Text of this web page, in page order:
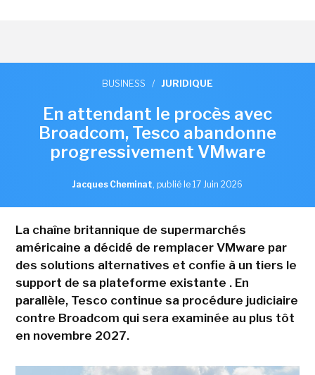
BUSINESS / JURIDIQUE
En attendant le procès avec
Broadcom, Tesco abandonne
progressivement VMware
Jacques Cheminat, publié le 17 Juin 2026
La chaîne britannique de supermarchés
américaine a décidé de remplacer VMware par
des solutions alternatives et confie à un tiers le
support de sa plateforme existante . En
parallèle, Tesco continue sa procédure judiciaire
contre Broadcom qui sera examinée au plus tôt
en novembre 2027.